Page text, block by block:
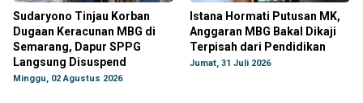
Sudaryono Tinjau Korban
Dugaan Keracunan MBG di
Semarang, Dapur SPPG
Langsung Disuspend
Minggu, 02 Agustus 2026
Istana Hormati Putusan MK,
Anggaran MBG Bakal Dikaji
Terpisah dari Pendidikan
Jumat, 31 Juli 2026